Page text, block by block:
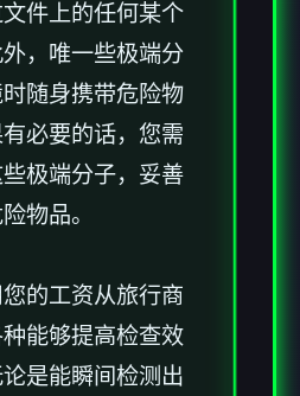
件上的任何某个
，唯一些极端分
随身携带危险物
必要的话，您需
极端分子，妥善
物品。
的工资从旅行商
能够提高检查效
是能瞬间检测出